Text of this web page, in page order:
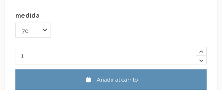
medida
Añadir al carrito